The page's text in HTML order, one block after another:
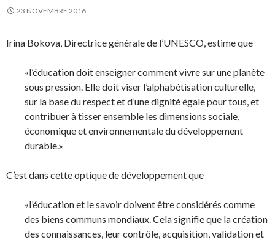
23 NOVEMBRE 2016
Irina Bokova, Directrice générale de l’UNESCO, estime que
«l’éducation doit enseigner comment vivre sur une planète
sous pression. Elle doit viser l’alphabétisation culturelle,
sur la base du respect et d’une dignité égale pour tous, et
contribuer à tisser ensemble les dimensions sociale,
économique et environnementale du développement
durable.»
C’est dans cette optique de développement que
«l’éducation et le savoir doivent être considérés comme
des biens communs mondiaux. Cela signifie que la création
des connaissances, leur contrôle, acquisition, validation et